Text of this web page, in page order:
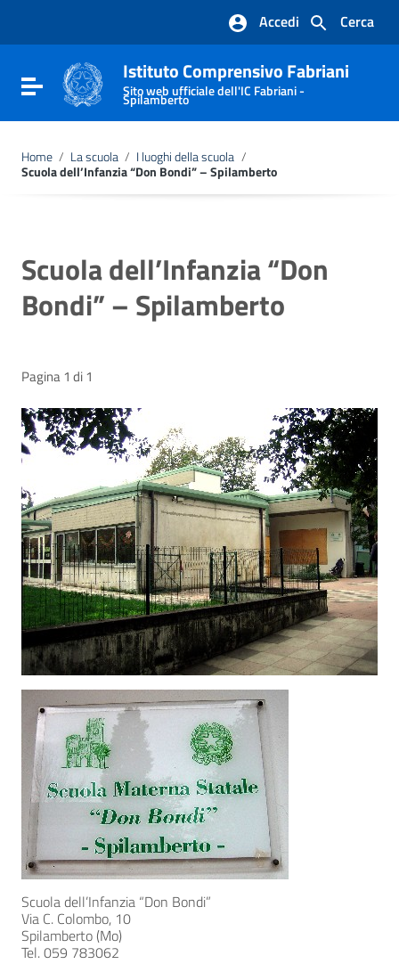
Vai al footer
Cerca
Accedi
Attiva / disattiva la navigazione
Istituto Comprensivo Fabriani
Sito web ufficiale dell'IC Fabriani -
Spilamberto
Home / La scuola / I luoghi della scuola /
Scuola dell’Infanzia “Don Bondi” – Spilamberto
Scuola dell’Infanzia “Don
Bondi” – Spilamberto
Pagina 1 di 1
Scuola dell’Infanzia “Don Bondi”
Via C. Colombo, 10
Spilamberto (Mo)
Tel. 059 783062